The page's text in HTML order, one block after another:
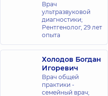
Врач
ультразвуковой
диагностики;
Рентгенолог, 29 лет
опыта
Холодов Богдан
Игоревич
Врач общей
практики -
семейный врач;